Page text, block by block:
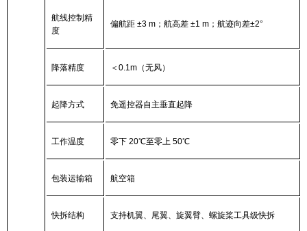
航线控制精
度
偏航距 ±3 m；航高差 ±1 m；航迹向差±2°
降落精度 ＜0.1m（无风）
起降方式 免遥控器自主垂直起降
工作温度 零下 20℃至零上 50℃
包装运输箱 航空箱
快拆结构 支持机翼、尾翼、旋翼臂、螺旋桨工具级快拆